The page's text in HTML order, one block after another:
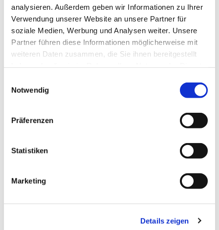
analysieren. Außerdem geben wir Informationen zu Ihrer
Verwendung unserer Website an unsere Partner für
soziale Medien, Werbung und Analysen weiter. Unsere
Partner führen diese Informationen möglicherweise mit
weiteren Daten zusammen, die Sie ihnen bereitgestellt
Notwendig
Präferenzen
Statistiken
Marketing
Details zeigen
Nach meinem Philosophie- und Theologiestudium
bin ich ein Jahr in Chemnitz und zwei Jahre in
Osnabrück in der Mission tätig gewesen. Im Herbst
2015 habe ich den Pastoralkurs als Vorbereitung
auf die Diakonen- und Priesterweihe angefangen.
Praktikum machen zu dürfen. Der Bischof hat mich
dann in Schöneberg ein Jahr als Diakon und zwei
belassen, sodass ich insgesamt vier volle Jahre im
der Herr dann für weitere vier Jahren an die
Rosenkranzbasilika in den Pastoralen Raum Berlin